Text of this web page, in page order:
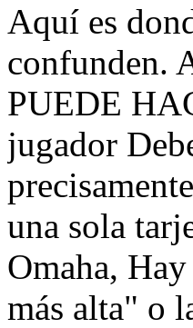
Aquí es
confunden.
PUEDE
jugador
una sola
Omaha,
más alta" o